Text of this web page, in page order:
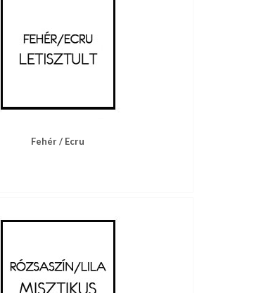
Fehér / Ecru